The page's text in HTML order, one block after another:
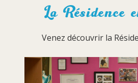
La Résidence
Venez découvrir la